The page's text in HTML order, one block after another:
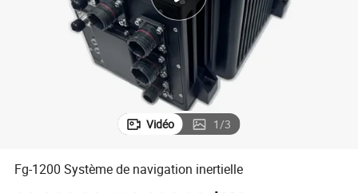
Vidéo 1/3
Fg-1200 Système de navigation inertielle